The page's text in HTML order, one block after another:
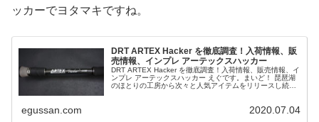
ッカーでヨタマキですね。
DRT ARTEX Hacker を徹底調査！入荷情報、販
売情報、インプレ アーテックスハッカー
DRT ARTEX Hacker を徹底調査！入荷情報、販売情報、イ
ンプレ アーテックスハッカー えぐです。まいど！ 琵琶湖
のほとりの工房から次々と人気アイテムをリリースし続け
egussan.com 2020.07.04